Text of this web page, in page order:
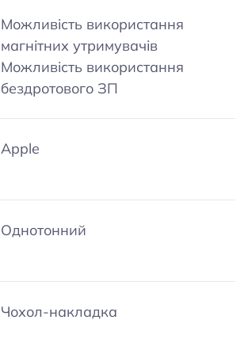
Можливість використання
магнітних утримувачів
Можливість використання
бездротового ЗП
Apple
Однотонний
Чохол-накладка